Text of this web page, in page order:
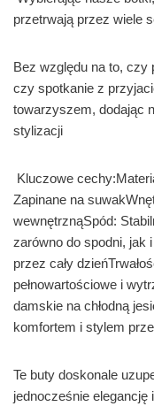
przetrwają przez wiele
Bez względu na to, czy
czy spotkanie z
towarzyszem, dodając
stylizacji
Kluczowe
Zapinane na
wewnętrznąSpód:
zarówno do spodni, jak
przez cały
pełnowartościowe i
damskie na chłodną
komfortem i stylem
Te buty doskonale
jednocześnie elegancję